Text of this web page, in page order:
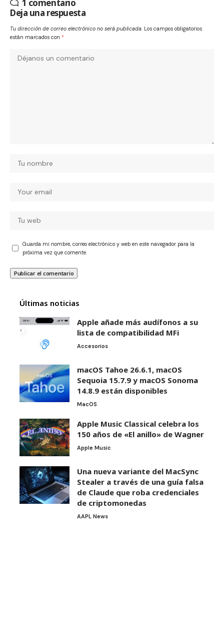
1 comentario
Deja una respuesta
Tu dirección de correo electrónico no será publicada. Los campos obligatorios
están marcados con *
Guarda mi nombre, correo electrónico y web en este navegador para la
próxima vez que comente.
Últimas noticias
Apple añade más audífonos a su
lista de compatibilidad MFi
Accesorios
macOS Tahoe 26.6.1, macOS
Sequoia 15.7.9 y macOS Sonoma
14.8.9 están disponibles
MacOS
Apple Music Classical celebra los
150 años de «El anillo» de Wagner
Apple Music
Una nueva variante del MacSync
Stealer a través de una guía falsa
de Claude que roba credenciales
de criptomonedas
AAPL News